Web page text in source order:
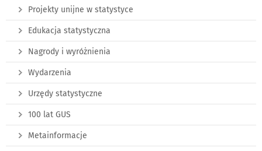
Projekty unijne w statystyce
Edukacja statystyczna
Nagrody i wyróżnienia
Wydarzenia
Urzędy statystyczne
100 lat GUS
Metainformacje